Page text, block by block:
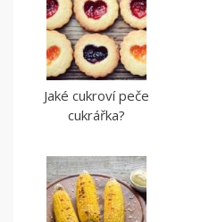
Jaké cukroví peče
cukrářka?